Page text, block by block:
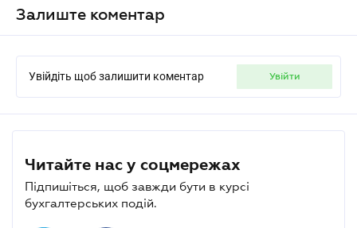
Залиште коментар
Увійдіть щоб залишити коментар увійти
Читайте нас у соцмережах
Підпишіться, щоб завжди бути в курсі
бухгалтерських подій.